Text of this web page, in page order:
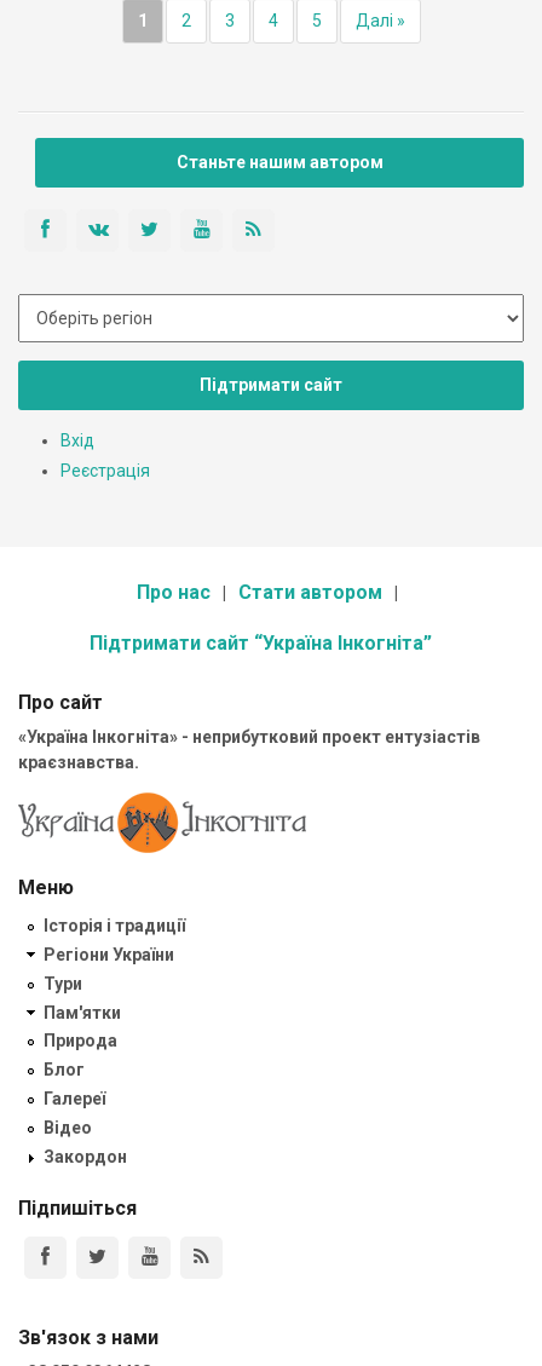
1 2 3 4 5 Далі »
Станьте нашим автором
Підтримати сайт
Вхід
Реєстрація
Про нас Стати автором
Підтримати сайт “Україна Інкогніта”
Про сайт
«Україна Інкогніта» - неприбутковий проект ентузіастів
краєзнавства.
Меню
Історія і традиції
Регіони України
Тури
Пам'ятки
Природа
Блог
Галереї
Відео
Закордон
Підпишіться
Зв'язок з нами